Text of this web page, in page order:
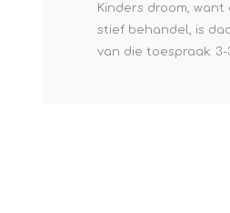
Kinders droom,
stief behandel, is
van die toespraak: 3-